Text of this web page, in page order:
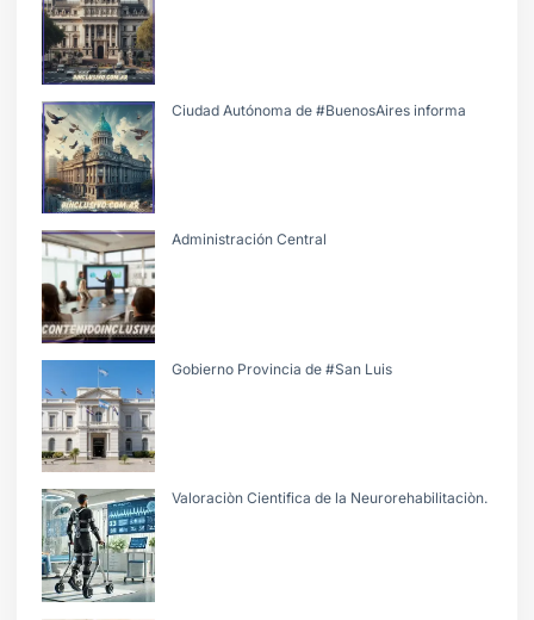
Ciudad Autónoma de #BuenosAires informa
Administración Central
Gobierno Provincia de #San Luis
Valoraciòn Cientifica de la Neurorehabilitaciòn.